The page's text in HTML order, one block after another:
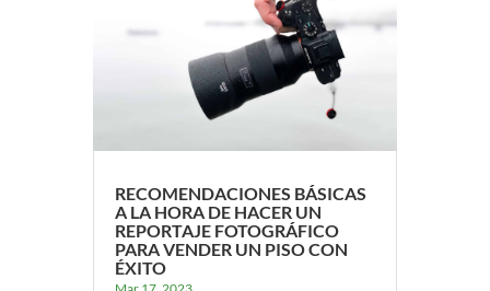
RECOMENDACIONES BÁSICAS
A LA HORA DE HACER UN
REPORTAJE FOTOGRÁFICO
PARA VENDER UN PISO CON
ÉXITO